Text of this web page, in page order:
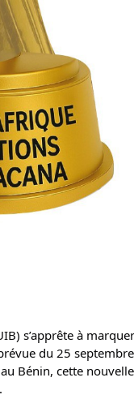
s’apprête à
du 25
Bénin, cette